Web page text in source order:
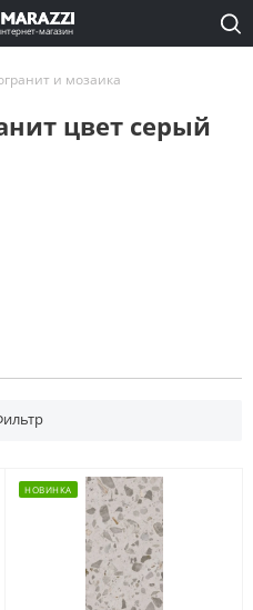
магазин
и мозаика
цвет серый
НОВИНКА